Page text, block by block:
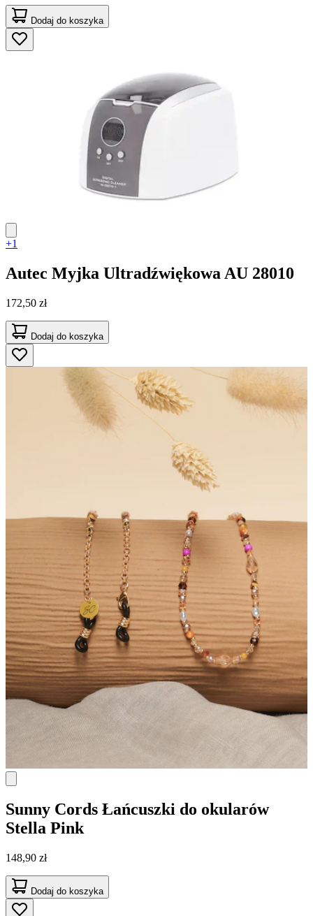
Dodaj do koszyka
+1
Autec Myjka Ultradźwiękowa AU 28010
172,50 zł
Dodaj do koszyka
Sunny Cords Łańcuszki do okularów
Stella Pink
148,90 zł
Dodaj do koszyka